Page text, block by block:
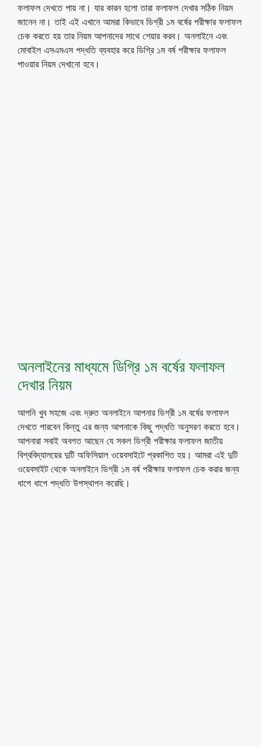
ফলাফল দেখতে পায় না। যার কারন হলো তারা ফলাফল দেখার সঠিক নিয়ম
জানেন না। তাই এই এখানে আমরা কিভাবে ডিগ্রী ১ম বর্ষের পরীক্ষার ফলাফল
চেক করতে হয় তার নিয়ম আপনাদের সাথে শেয়ার করব। অনলাইনে এবং
মোবাইল এসএমএস পদ্ধতি ব্যবহার করে ডিগ্রি ১ম বর্ষ পরীক্ষার ফলাফল
পাওয়ার নিয়ম দেখানো হবে।
অনলাইনের মাধ্যমে ডিগ্রি ১ম বর্ষের ফলাফল
দেখার নিয়ম
আপনি খুব সহজে এবং দ্রুত অনলাইনে আপনার ডিগ্রী ১ম বর্ষের ফলাফল
দেখতে পারবেন কিন্তু এর জন্য আপনাকে কিছু পদ্ধতি অনুসরণ করতে হবে।
আপনারা সবাই অবগত আছেন যে সকল ডিগ্রী পরীক্ষার ফলাফল জাতীয়
বিশ্ববিদ্যালয়ের দুটি অফিসিয়াল ওয়েবসাইটে প্রকাশিত হয়। আমরা এই দুটি
ওয়েবসাইট থেকে অনলাইনে ডিগ্রী ১ম বর্ষ পরীক্ষার ফলাফল চেক করার জন্য
ধাপে ধাপে পদ্ধতি উপস্থাপন করেছি।